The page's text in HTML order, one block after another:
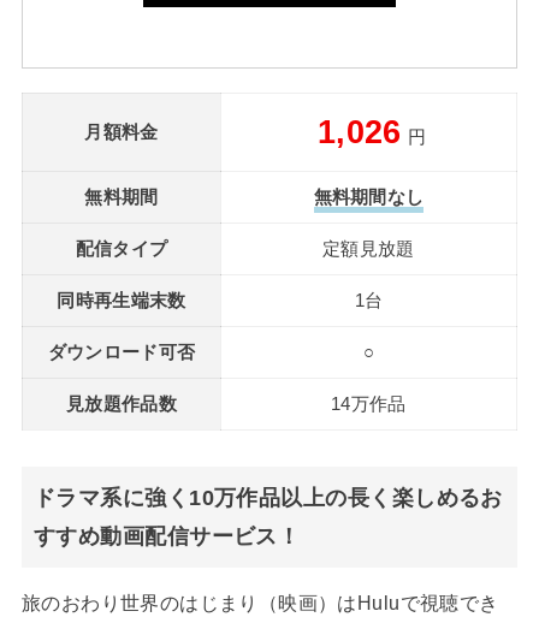
月額料金 1,026 円
無料期間 無料期間なし
配信タイプ 定額見放題
同時再生端末数 1台
ダウンロード可否 ○
見放題作品数 14万作品
ドラマ系に強く10万作品以上の長く楽しめるお
すすめ動画配信サービス！
旅のおわり世界のはじまり（映画）はHuluで視聴でき